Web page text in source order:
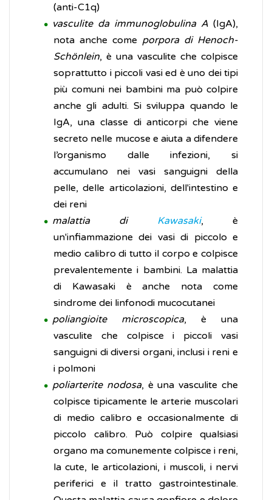
(anti-C1q)
vasculite da immunoglobulina A (IgA),
nota anche come porpora di Henoch-
Schönlein, è una vasculite che colpisce
soprattutto i piccoli vasi ed è uno dei tipi
più comuni nei bambini ma può colpire
anche gli adulti. Si sviluppa quando le
IgA, una classe di anticorpi che viene
secreto nelle mucose e aiuta a difendere
l’organismo dalle infezioni, si
accumulano nei vasi sanguigni della
pelle, delle articolazioni, dell'intestino e
dei reni
malattia di Kawasaki, è
un'infiammazione dei vasi di piccolo e
medio calibro di tutto il corpo e colpisce
prevalentemente i bambini. La malattia
di Kawasaki è anche nota come
sindrome dei linfonodi mucocutanei
poliangioite microscopica, è una
vasculite che colpisce i piccoli vasi
sanguigni di diversi organi, inclusi i reni e
i polmoni
poliarterite nodosa, è una vasculite che
colpisce tipicamente le arterie muscolari
di medio calibro e occasionalmente di
piccolo calibro. Può colpire qualsiasi
organo ma comunemente colpisce i reni,
la cute, le articolazioni, i muscoli, i nervi
periferici e il tratto gastrointestinale.